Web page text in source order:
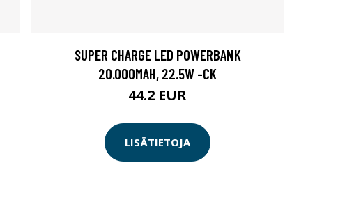
SUPER CHARGE LED POWERBANK
20.000MAH, 22.5W -CK
44.2 EUR
LISÄTIETOJA